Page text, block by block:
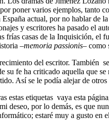
poner varios ejemplos, tanto
actual, por no hablar
y escritores ha pasado el
frías casas de la Inquisición,
–memoria passionis– como
del escritor. También
su fe ha criticado aquella que
Así se le podía alejar de
estas etiquetas vaya esta
deseo, por lo demás, es que
estaré muy a gusto